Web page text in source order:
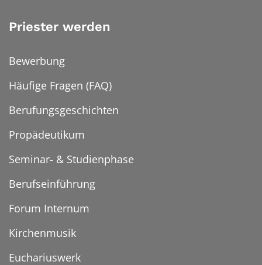
Priester werden
Bewerbung
Häufige Fragen (FAQ)
Berufungsgeschichten
Propädeutikum
Seminar- & Studienphase
Berufseinführung
Forum Internum
Kirchenmusik
Euchariuswerk